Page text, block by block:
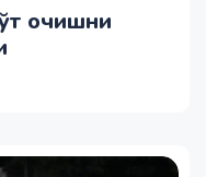
очишни